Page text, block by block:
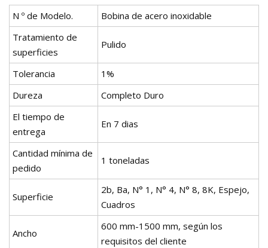
N º de Modelo.
Bobina de acero inoxidable
Tratamiento de
superficies
Pulido
Tolerancia
1%
Dureza
Completo Duro
El tiempo de
entrega
En 7 dias
Cantidad mínima de
pedido
1 toneladas
Superficie
2b, Ba, N° 1, N° 4, N° 8, 8K, Espejo,
Cuadros
Ancho
600 mm-1500 mm, según los
requisitos del cliente